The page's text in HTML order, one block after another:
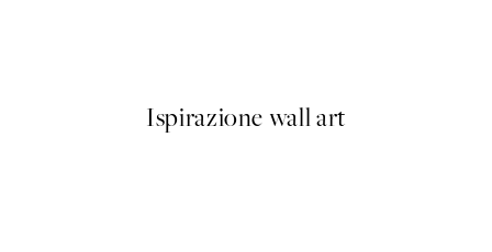
Ispirazione wall art